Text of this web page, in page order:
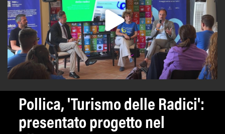
Pollica, 'Turismo delle Radici':
presentato progetto nel